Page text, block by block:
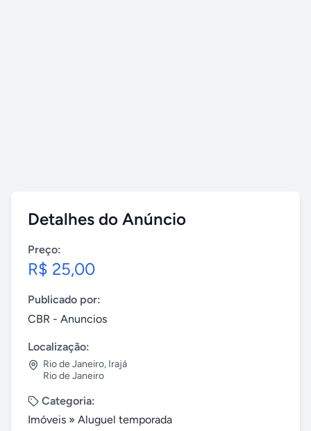
Detalhes do Anúncio
Preço:
R$ 25,00
Publicado por:
CBR - Anuncios
Localização:
Rio de Janeiro, Irajá
Rio de Janeiro
Categoria:
Imóveis » Aluguel temporada